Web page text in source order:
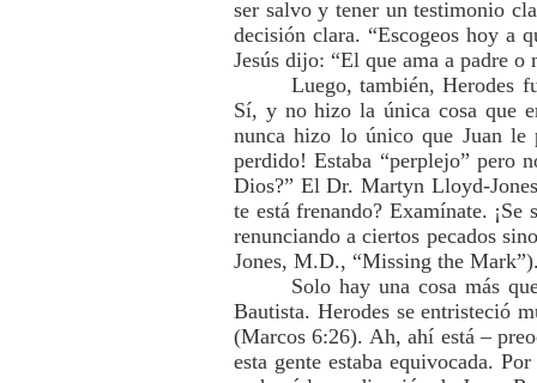
ser salvo y tener un testimonio
decisión clara. “Escogeos hoy a
Jesús dijo: “El que ama a padre
Luego, también, Herodes
Sí, y no hizo la única cosa que
nunca hizo lo único que Juan le
perdido! Estaba “perplejo” pero
Dios?” El Dr. Martyn Lloyd-
te está frenando? Examínate.
renunciando a ciertos pecados
Jones, M.D., “Missing the Mark”).
Solo hay una cosa más
Bautista. Herodes se entristeció
(Marcos 6:26). Ah, ahí está –
esta gente estaba equivocada.